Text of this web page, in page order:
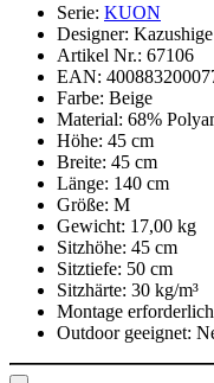
Serie: KUON
Designer:
Artikel Nr.: 67106
EAN:
Farbe: Beige
Material: 68%
Höhe: 45 cm
Breite: 45 cm
Länge: 140 cm
Größe: M
Gewicht: 17,00 kg
Sitzhöhe: 45 cm
Sitztiefe: 50 cm
Sitzhärte: 30 kg/m³
Montage
Outdoor geeignet: